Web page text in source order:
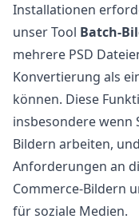
Installationen
unser Tool Batch-
mehrere PSD
Konvertierung als
können. Diese
insbesondere wenn
Bildern arbeiten,
Anforderungen an
Commerce-Bildern
für soziale Medien.